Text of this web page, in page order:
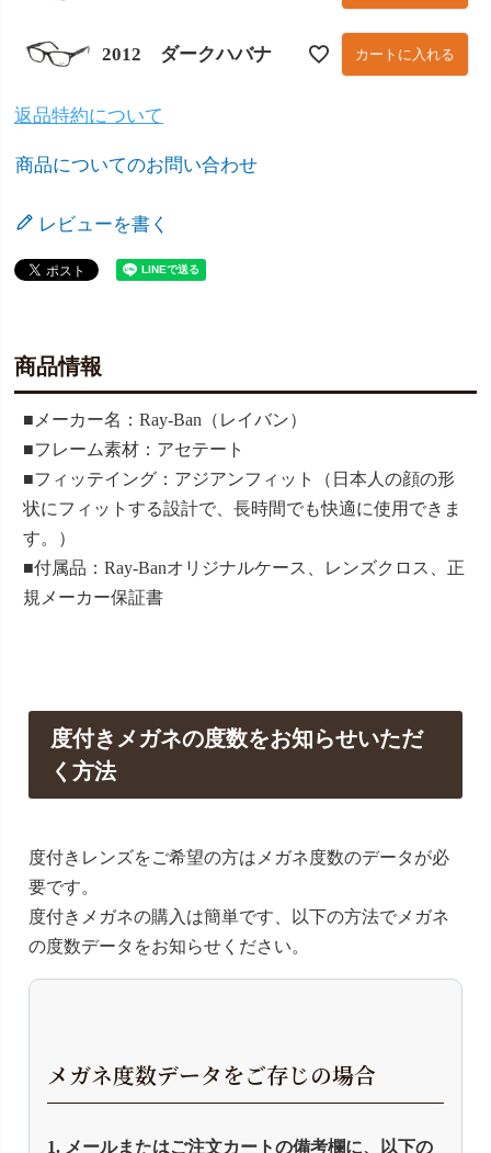
2012 ダークハバナ カートに入れる
返品特約について
商品についてのお問い合わせ
レビューを書く
商品情報
■メーカー名：Ray-Ban（レイバン）
■フレーム素材：アセテート
■フィッテイング：アジアンフィット（日本人の顔の形
状にフィットする設計で、長時間でも快適に使用できま
す。）
■付属品：Ray-Banオリジナルケース、レンズクロス、正
規メーカー保証書
度付きメガネの度数をお知らせいただ
く方法
度付きレンズをご希望の方はメガネ度数のデータが必
要です。
度付きメガネの購入は簡単です、以下の方法でメガネ
の度数データをお知らせください。
メガネ度数データをご存じの場合
1. メールまたはご注文カートの備考欄に、以下の